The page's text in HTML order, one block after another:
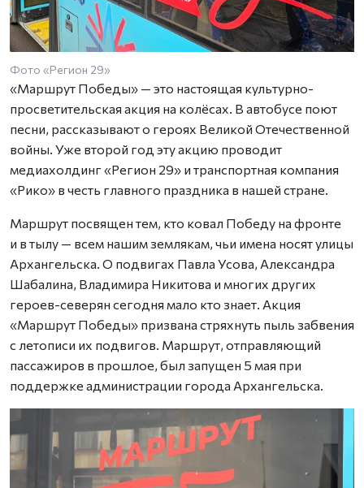
Фото «Регион 29»
«Маршрут Победы» — это настоящая культурно-
просветительская акция на колёсах. В автобусе поют
песни, рассказывают о героях Великой Отечественной
войны. Уже второй год эту акцию проводит
медиахолдинг «Регион 29» и транспортная компания
«Рико» в честь главного праздника в нашей стране.
Маршрут посвящен тем, кто ковал Победу на фронте
и в тылу — всем нашим землякам, чьи имена носят улицы
Архангельска. О подвигах Павла Усова, Александра
Шабалина, Владимира Никитова и многих других
героев-северян сегодня мало кто знает. Акция
«Маршрут Победы» призвана стряхнуть пыль забвения
с летописи их подвигов. Маршрут, отправляющий
пассажиров в прошлое, был запущен 5 мая при
поддержке администрации города Архангельска.